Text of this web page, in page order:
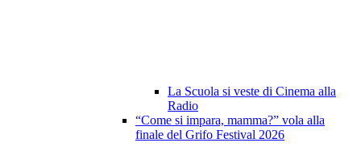
La Scuola si veste di Cinema alla
Radio
“Come si impara, mamma?” vola alla
finale del Grifo Festival 2026